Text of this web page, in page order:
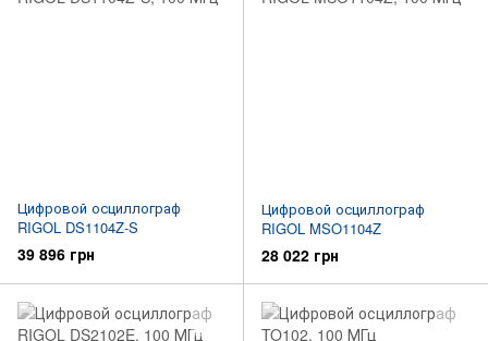
Цифровой осциллограф
RIGOL DS1104Z-S
39 896 грн
Цифровой осциллограф
RIGOL MSO1104Z
28 022 грн